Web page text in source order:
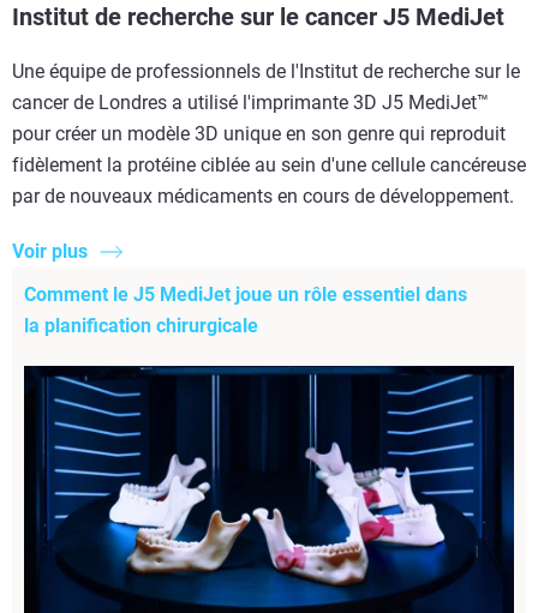
Institut de recherche sur le cancer J5 MediJet
Une équipe de professionnels de l'Institut de recherche sur le
cancer de Londres a utilisé l'imprimante 3D J5 MediJet™
pour créer un modèle 3D unique en son genre qui reproduit
fidèlement la protéine ciblée au sein d'une cellule cancéreuse
par de nouveaux médicaments en cours de développement.
Voir plus
Comment le J5 MediJet joue un rôle essentiel dans
la planification chirurgicale